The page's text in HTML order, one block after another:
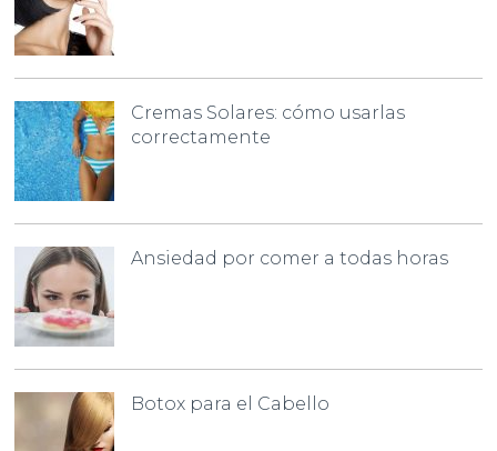
Cremas Solares: cómo usarlas
correctamente
Ansiedad por comer a todas horas
Botox para el Cabello